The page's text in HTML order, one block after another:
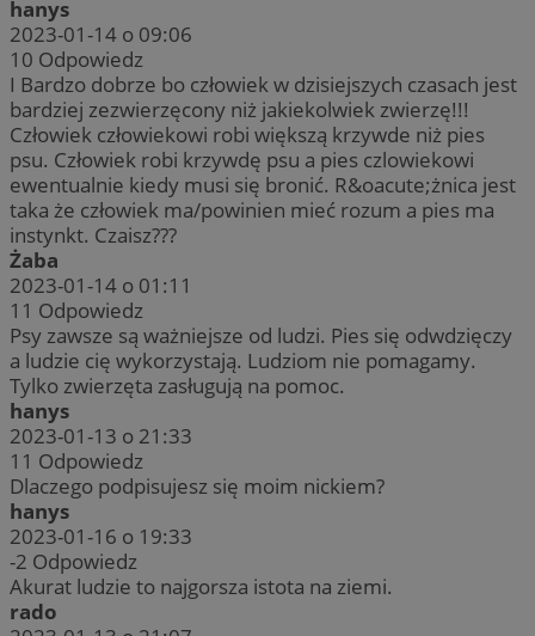
hanys
2023-01-14 o 09:06
10 Odpowiedz
I Bardzo dobrze bo człowiek w dzisiejszych czasach jest
bardziej zezwierzęcony niż jakiekolwiek zwierzę!!!
Człowiek człowiekowi robi większą krzywde niż pies
psu. Człowiek robi krzywdę psu a pies czlowiekowi
ewentualnie kiedy musi się bronić. R&oacute;żnica jest
taka że człowiek ma/powinien mieć rozum a pies ma
instynkt. Czaisz???
Żaba
2023-01-14 o 01:11
11 Odpowiedz
Psy zawsze są ważniejsze od ludzi. Pies się odwdzięczy
a ludzie cię wykorzystają. Ludziom nie pomagamy.
Tylko zwierzęta zasługują na pomoc.
hanys
2023-01-13 o 21:33
11 Odpowiedz
Dlaczego podpisujesz się moim nickiem?
hanys
2023-01-16 o 19:33
-2 Odpowiedz
Akurat ludzie to najgorsza istota na ziemi.
rado